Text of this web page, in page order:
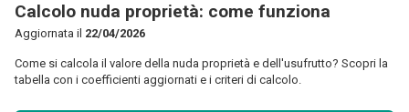
Calcolo nuda proprietà: come funziona
Aggiornata il 22/04/2026
Come si calcola il valore della nuda proprietà e dell'usufrutto? Scopri la
tabella con i coefficienti aggiornati e i criteri di calcolo.